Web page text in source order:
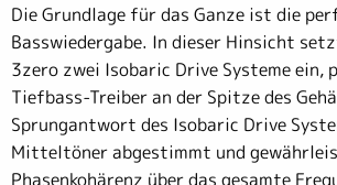
Die Grundlage für das Ganze ist die
Basswiedergabe. In dieser Hinsicht
3zero zwei Isobaric Drive Systeme ein,
Tiefbass-Treiber an der Spitze des
Sprungantwort des Isobaric Drive
Mitteltöner abgestimmt und
Phasenkohärenz über das gesamte